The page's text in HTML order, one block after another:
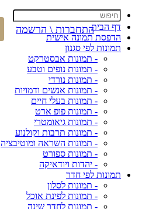
דף הבית
הדפסת תמונה אישית
תמונות לפי סגנון
- תמונות אבסטרקט
- תמונות נופים וטבע
- תמונות נורדי
- תמונות אנשים ודמויות
- תמונות בעלי חיים
- תמונות פופ ארט
- תמונות גיאומטרי
- תמונות תרבות וקולנוע
- תמונות השראה ומוטיבציה
- תמונות ספורט
- יהדות ויודאיקה
תמונות לפי חדר
- תמונות לסלון
- תמונות לפינת אוכל
- תמונות לחדר שינה
התחברות \ הרשמה